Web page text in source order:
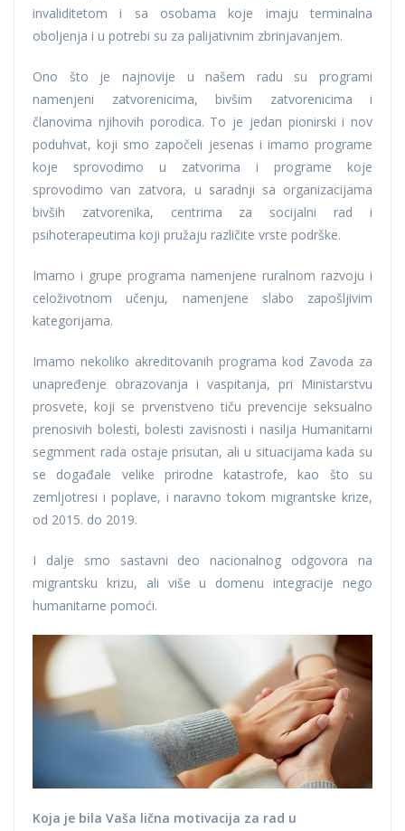
invaliditetom i sa osobama koje imaju terminalna
oboljenja i u potrebi su za palijativnim zbrinjavanjem.
Ono što je najnovije u našem radu su programi
namenjeni zatvorenicima, bivšim zatvorenicima i
članovima njihovih porodica. To je jedan pionirski i nov
poduhvat, koji smo započeli jesenas i imamo programe
koje sprovodimo u zatvorima i programe koje
sprovodimo van zatvora, u saradnji sa organizacijama
bivših zatvorenika, centrima za socijalni rad i
psihoterapeutima koji pružaju različite vrste podrške.
Imamo i grupe programa namenjene ruralnom razvoju i
celoživotnom učenju, namenjene slabo zapošljivim
kategorijama.
Imamo nekoliko akreditovanih programa kod Zavoda za
unapređenje obrazovanja i vaspitanja, pri Ministarstvu
prosvete, koji se prvenstveno tiču prevencije seksualno
prenosivih bolesti, bolesti zavisnosti i nasilja Humanitarni
segmment rada ostaje prisutan, ali u situacijama kada su
se događale velike prirodne katastrofe, kao što su
zemljotresi i poplave, i naravno tokom migrantske krize,
od 2015. do 2019.
I dalje smo sastavni deo nacionalnog odgovora na
migrantsku krizu, ali više u domenu integracije nego
humanitarne pomoći.
Koja je bila Vaša lična motivacija za rad u